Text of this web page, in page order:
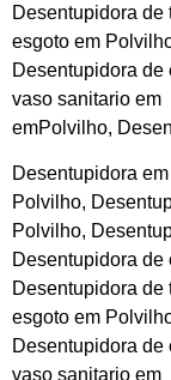
Desentupidora
esgoto em
Desentupidora
vaso sanitario em
emPolvilho,
Desentupidora
Polvilho,
Polvilho,
Desentupidora de
Desentupidora
esgoto em
Desentupidora
vaso sanitario em